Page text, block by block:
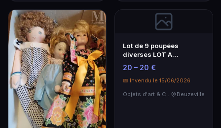
Lot de 9 poupées
diverses LOT A
RECUPERER SUR PLACE
AU PLUS …
20 – 20 €
📅 Invendu le 15/06/2026
Beuzeville